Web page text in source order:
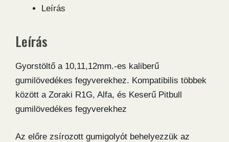
Leírás
Leírás
Gyorstöltő a 10,11,12mm.-es kaliberű
gumilövedékes fegyverekhez. Kompatibilis többek
között a Zoraki R1G, Alfa, és Keserű Pitbull
gumilövedékes fegyverekhez
Az előre zsírozott gumigolyót behelyezzük az